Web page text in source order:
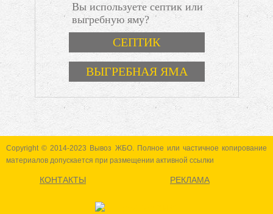
инструкция
Вы используете септик или
выгребную яму?
ВариантыСЕПТИК
ВЫГРЕБНАЯ ЯМА
Copyright © 2014-2023 Вывоз ЖБО. Полное или частичное копирование
материалов допускается при размещении активной ссылки
КОНТАКТЫ РЕКЛАМА